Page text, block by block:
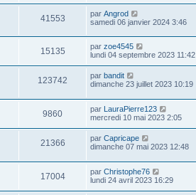
41553 par Angrod
samedi 06 janvier 2024 3:46
15135 par zoe4545
lundi 04 septembre 2023 11:42
123742 par bandit
dimanche 23 juillet 2023 10:19
9860 par LauraPierre123
mercredi 10 mai 2023 2:05
21366 par Capricape
dimanche 07 mai 2023 12:48
17004 par Christophe76
lundi 24 avril 2023 16:29